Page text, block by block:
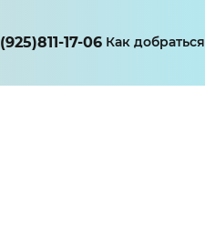
17-06 Как добраться